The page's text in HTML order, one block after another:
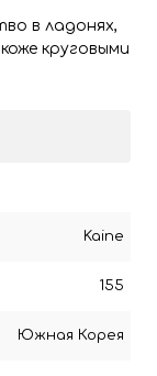
в ладонях,
круговыми
Kaine
155
Южная Корея